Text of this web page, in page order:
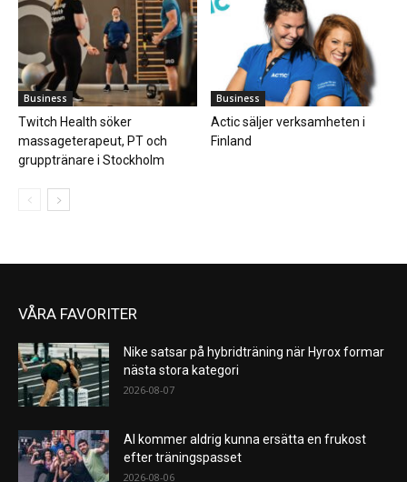
Business
Twitch Health söker
massageterapeut, PT och
grupptränare i Stockholm
Business
Actic säljer verksamheten i
Finland
VÅRA FAVORITER
Nike satsar på hybridträning när Hyrox formar
nästa stora kategori
2026-08-07
AI kommer aldrig kunna ersätta en frukost
efter träningspasset
2026-08-06